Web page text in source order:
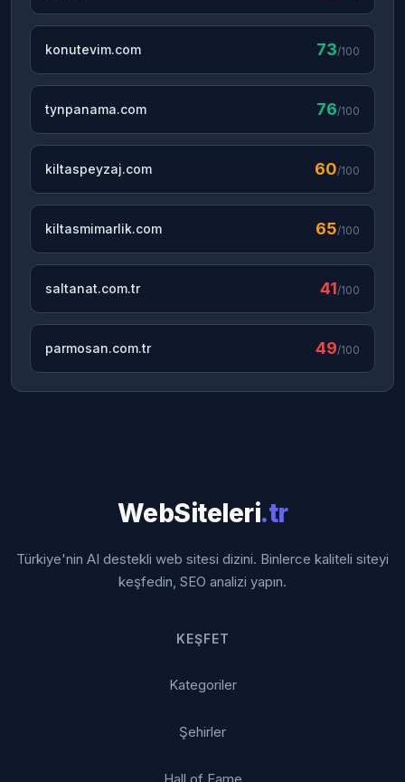
konutevim.com 73/100
tynpanama.com 76/100
kiltaspeyzaj.com 60/100
kiltasmimarlik.com 65/100
saltanat.com.tr 41/100
parmosan.com.tr 49/100
WebSiteleri.tr
Türkiye'nin AI destekli web sitesi dizini. Binlerce kaliteli siteyi
keşfedin, SEO analizi yapın.
KEŞFET
Kategoriler
Şehirler